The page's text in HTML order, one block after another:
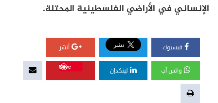
الإنساني في الأراضي الفلسطينية المحتلة.
فيسبوك أنشر
واتس آب لينكدإن
Save